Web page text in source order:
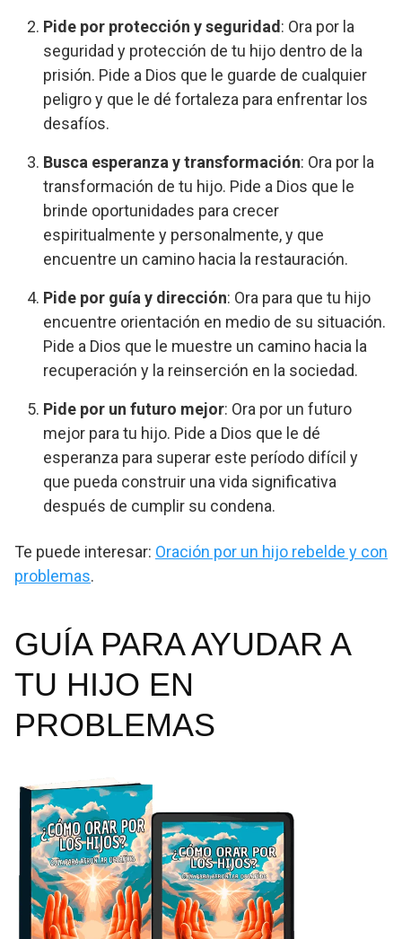
Pide por protección y seguridad : Ora por la
seguridad y protección de tu hijo dentro de la
prisión. Pide a Dios que le guarde de cualquier
peligro y que le dé fortaleza para enfrentar los
desafíos.
Busca esperanza y transformación: Ora por la
transformación de tu hijo. Pide a Dios que le
brinde oportunidades para crecer
espiritualmente y personalmente, y que
encuentre un camino hacia la restauración.
Pide por guía y dirección: Ora para que tu hijo
encuentre orientación en medio de su situación.
Pide a Dios que le muestre un camino hacia la
recuperación y la reinserción en la sociedad.
Pide por un futuro mejor: Ora por un futuro
mejor para tu hijo. Pide a Dios que le dé
esperanza para superar este período difícil y
que pueda construir una vida significativa
después de cumplir su condena.
Te puede interesar: Oración por un hijo rebelde y con
problemas.
GUÍA PARA AYUDAR A
TU HIJO EN
PROBLEMAS